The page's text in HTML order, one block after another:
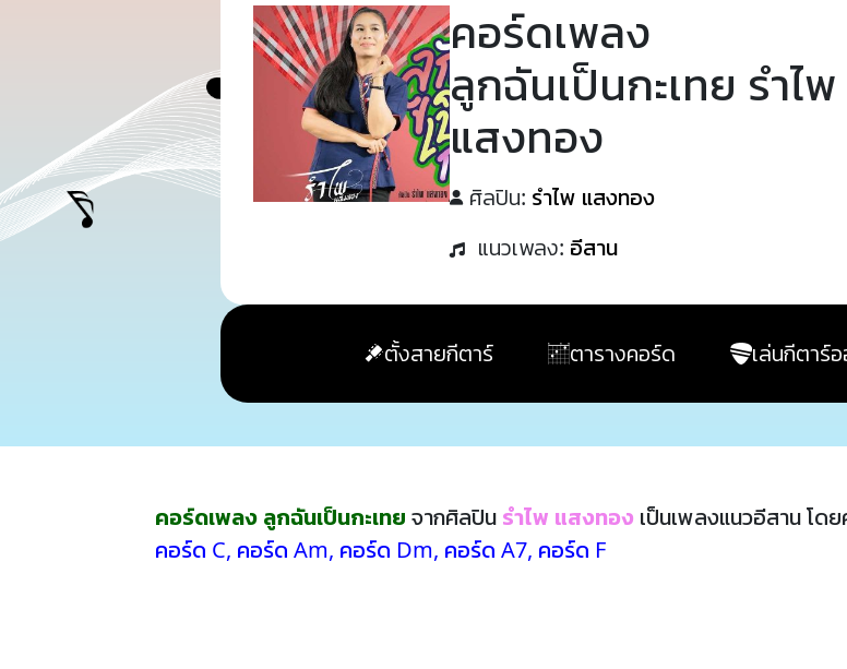
คอร์ดเพลง
ลูกฉันเป็นกะเทย รำไพ
แสงทอง
ศิลปิน: รำไพ แสงทอง
แนวเพลง: อีสาน
ตั้งสายกีตาร์ ตารางคอร์ด เล่นกีตาร์
คอร์ดเพลง ลูกฉันเป็นกะเทย จากศิลปิน รำไพ แสงทอง เป็นเพลงแนวอีสาน โด
คอร์ด C, คอร์ด Am, คอร์ด Dm, คอร์ด A7, คอร์ด F